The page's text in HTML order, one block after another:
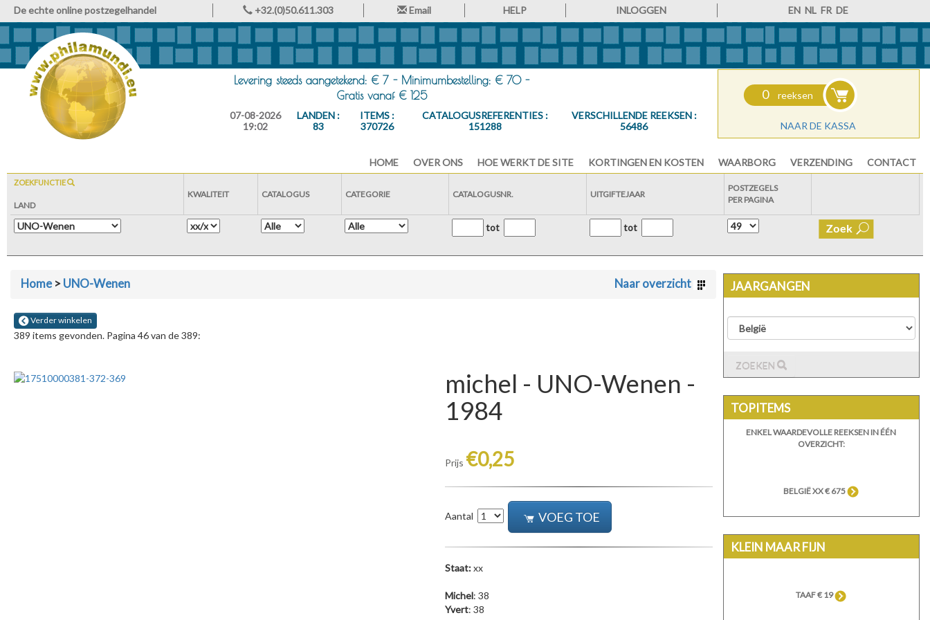
De echte online postzegelhandel +32.(0)50.611.303 Email HELP INLOGGEN EN NL FR DE
Levering steeds aangetekend: € 7 - Minimumbestelling: € 70 -
Gratis vanaf € 125
07-08-2026
19:02
LANDEN :
83
ITEMS :
370726
CATALOGUSREFERENTIES :
151288
VERSCHILLENDE REEKSEN :
56486
0 reeksen
NAAR DE KASSA
HOME OVER ONS HOE WERKT DE SITE KORTINGEN EN KOSTEN WAARBORG VERZENDING CONTACT
ZOEKFUNCTIE
LAND
KWALITEIT CATALOGUS CATEGORIE CATALOGUSNR. UITGIFTEJAAR
POSTZEGELS
PER PAGINA
tot tot
Home>UNO-Wenen Naar overzicht
Verder winkelen
389 items gevonden. Pagina 46 van de 389:
michel - UNO-Wenen -
1984
Prijs €0,25
Aantal VOEG TOE
Staat:xx
Michel: 38
Yvert: 38
JAARGANGEN
ZOEKEN
TOPITEMS
ENKEL WAARDEVOLLE REEKSEN IN ÉÉN
OVERZICHT:
BELGIË XX € 675
KLEIN MAAR FIJN
TAAF € 19